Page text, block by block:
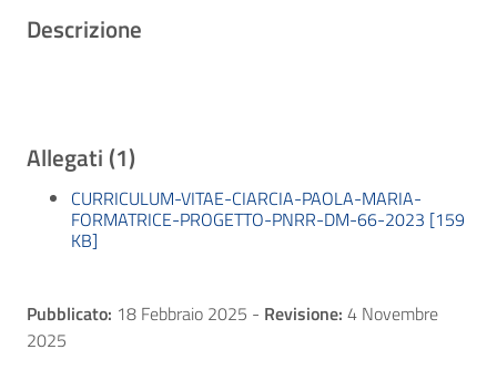
Descrizione
Allegati (1)
CURRICULUM-VITAE-CIARCIA-PAOLA-MARIA-
FORMATRICE-PROGETTO-PNRR-DM-66-2023 [159
KB]
Pubblicato: 18 Febbraio 2025 - Revisione: 4 Novembre
2025